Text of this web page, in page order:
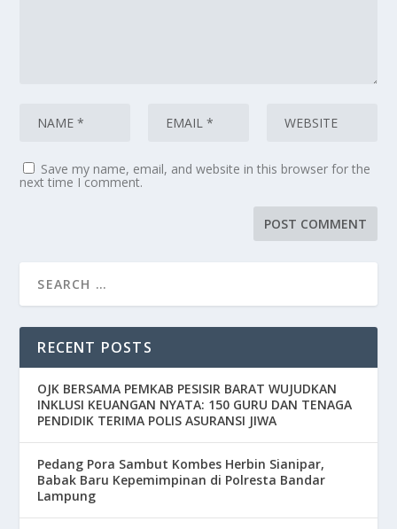
Save my name, email, and website in this browser for the
next time I comment.
RECENT POSTS
OJK BERSAMA PEMKAB PESISIR BARAT WUJUDKAN
INKLUSI KEUANGAN NYATA: 150 GURU DAN TENAGA
PENDIDIK TERIMA POLIS ASURANSI JIWA
Pedang Pora Sambut Kombes Herbin Sianipar,
Babak Baru Kepemimpinan di Polresta Bandar
Lampung